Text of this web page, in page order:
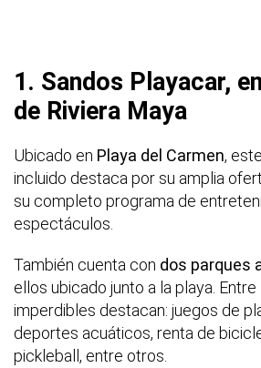
1. Sandos Playacar,
de Riviera Maya
Ubicado en Playa del Carmen,
incluido destaca por su amplia
su completo programa de
espectáculos.
También cuenta con dos parques
ellos ubicado junto a la playa.
imperdibles destacan: juegos de
deportes acuáticos, renta de
pickleball, entre otros.